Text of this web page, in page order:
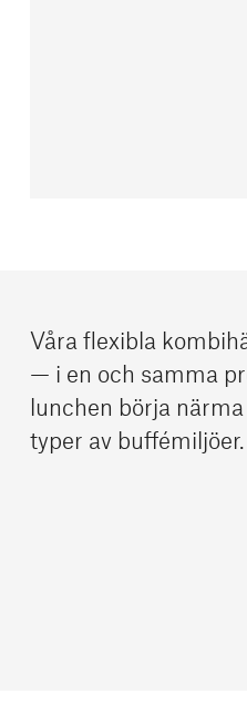
Våra flexibla
— i en och samma
lunchen börja
typer av buffémiljöer.